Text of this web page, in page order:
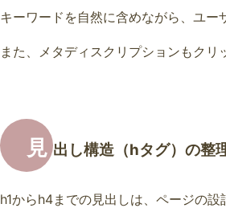
キーワードを自然に含めながら、ユー
また、メタディスクリプションもク
見 出し構造（hタグ）の整
h1からh4までの見出しは、ページの設